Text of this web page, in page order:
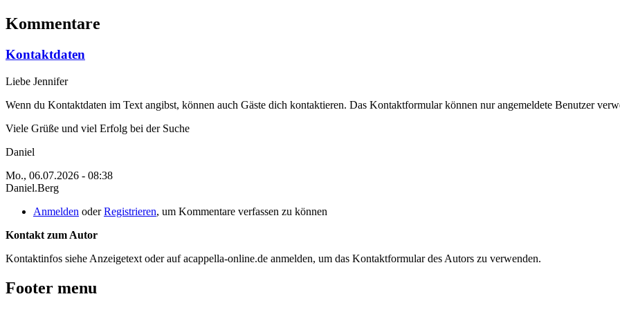
Kommentare
Kontaktdaten
Liebe Jennifer
Wenn du Kontaktdaten im Text angibst, können auch Gäste dich kontaktieren. Das Kontaktformular können nur angemeldete Benutzer
Viele Grüße und viel Erfolg bei der Suche
Daniel
Mo., 06.07.2026 - 08:38
Daniel.Berg
Anmelden oderRegistrieren, um Kommentare verfassen zu können
Kontakt zum Autor
Kontaktinfos siehe Anzeigetext oder auf acappella-online.de anmelden, um das Kontaktformular des Autors zu verwenden.
Footer menu